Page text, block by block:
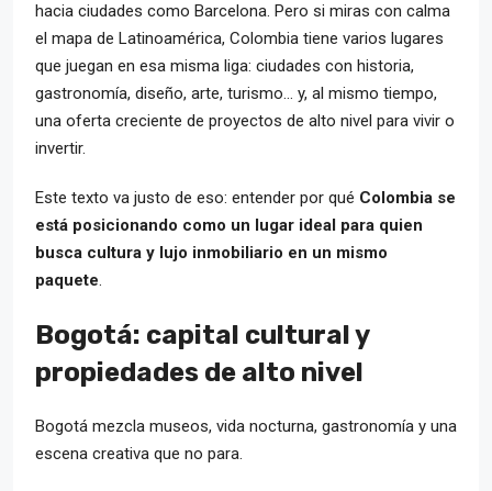
hacia ciudades como Barcelona. Pero si miras con calma
el mapa de Latinoamérica, Colombia tiene varios lugares
que juegan en esa misma liga: ciudades con historia,
gastronomía, diseño, arte, turismo… y, al mismo tiempo,
una oferta creciente de proyectos de alto nivel para vivir o
invertir.
Este texto va justo de eso: entender por qué Colombia se
está posicionando como un lugar ideal para quien
busca cultura y lujo inmobiliario en un mismo
paquete.
Bogotá: capital cultural y
propiedades de alto nivel
Bogotá mezcla museos, vida nocturna, gastronomía y una
escena creativa que no para.